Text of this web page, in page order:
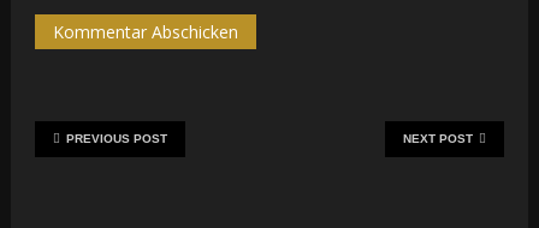
NEXT POST
PREVIOUS POST